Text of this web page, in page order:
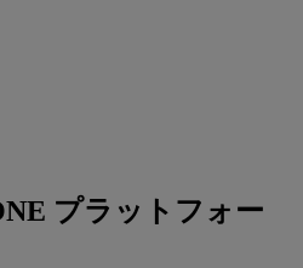
プラットフォー